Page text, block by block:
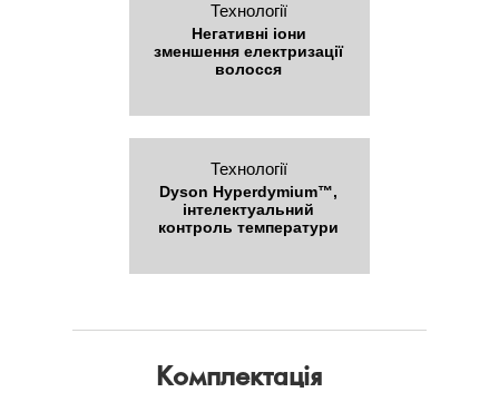
Технології
Негативні іони
зменшення електризації
волосся
Технології
Dyson Hyperdymium™,
інтелектуальний
контроль температури
Комплектація